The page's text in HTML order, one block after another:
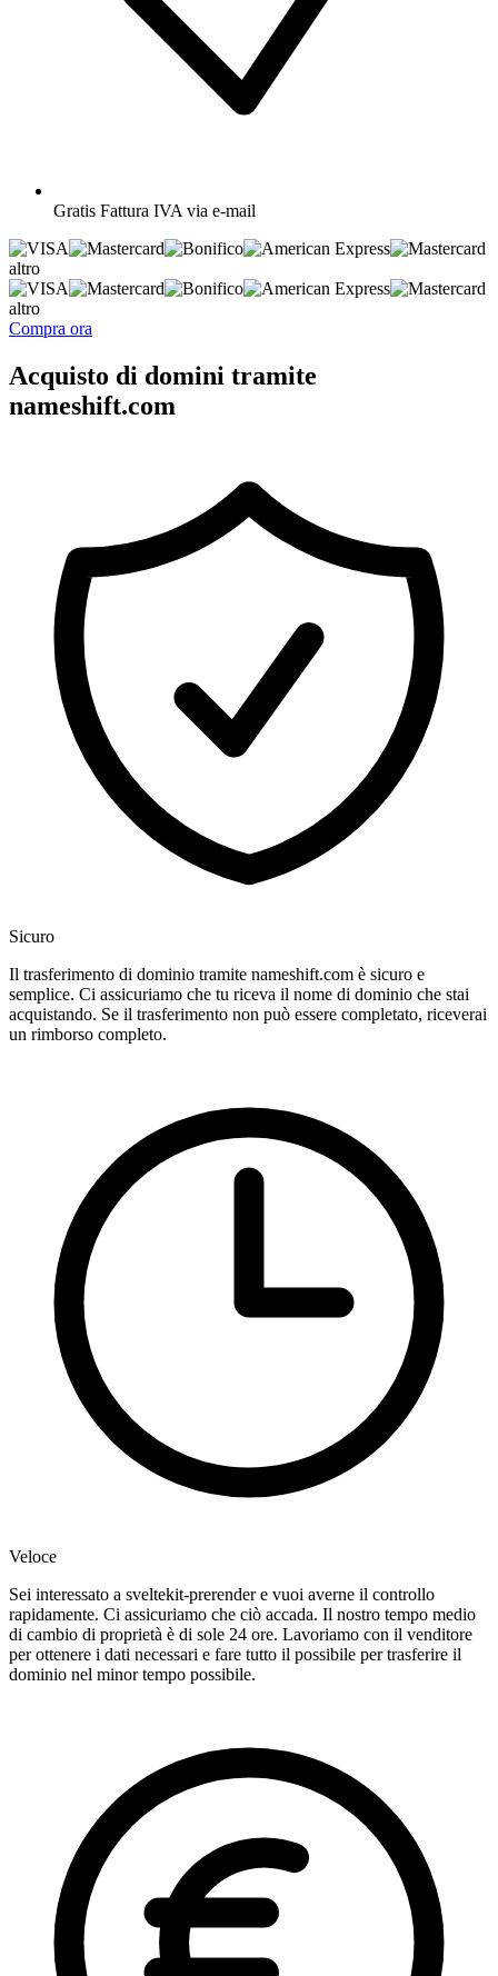
Gratis Fattura IVA via e-mail
altro
altro
Compra ora
Acquisto di domini tramite
nameshift.com
Sicuro
Il trasferimento di dominio tramite nameshift.com è sicuro e
semplice. Ci assicuriamo che tu riceva il nome di dominio che stai
acquistando. Se il trasferimento non può essere completato, riceverai
un rimborso completo.
Veloce
Sei interessato a sveltekit-prerender e vuoi averne il controllo
rapidamente. Ci assicuriamo che ciò accada. Il nostro tempo medio
di cambio di proprietà è di sole 24 ore. Lavoriamo con il venditore
per ottenere i dati necessari e fare tutto il possibile per trasferire il
dominio nel minor tempo possibile.